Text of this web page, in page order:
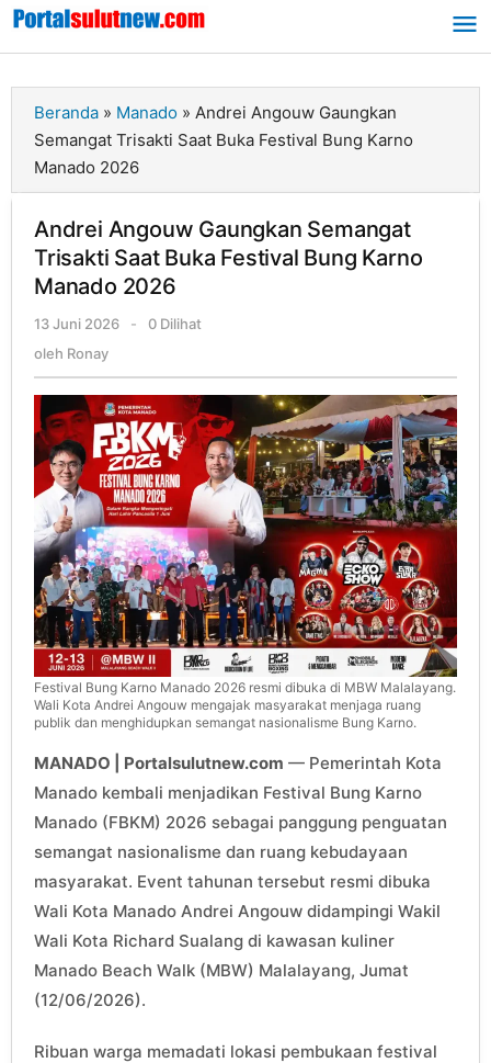
Lewati
Beranda » Manado » Andrei Angouw Gaungkan
Semangat Trisakti Saat Buka Festival Bung Karno
Manado 2026
Andrei Angouw Gaungkan Semangat
Trisakti Saat Buka Festival Bung Karno
Manado 2026
13 Juni 2026
oleh
-
0 Dilihat
oleh Ronay
Festival Bung Karno Manado 2026 resmi dibuka di MBW Malalayang.
Wali Kota Andrei Angouw mengajak masyarakat menjaga ruang
publik dan menghidupkan semangat nasionalisme Bung Karno.
MANADO | Portalsulutnew.com — Pemerintah Kota
Manado kembali menjadikan Festival Bung Karno
Manado (FBKM) 2026 sebagai panggung penguatan
semangat nasionalisme dan ruang kebudayaan
masyarakat. Event tahunan tersebut resmi dibuka
Wali Kota Manado Andrei Angouw didampingi Wakil
Wali Kota Richard Sualang di kawasan kuliner
Manado Beach Walk (MBW) Malalayang, Jumat
(12/06/2026).
Ribuan warga memadati lokasi pembukaan festival